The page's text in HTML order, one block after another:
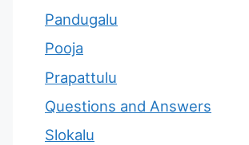
Pandugalu
Pooja
Prapattulu
Questions and Answers
Slokalu